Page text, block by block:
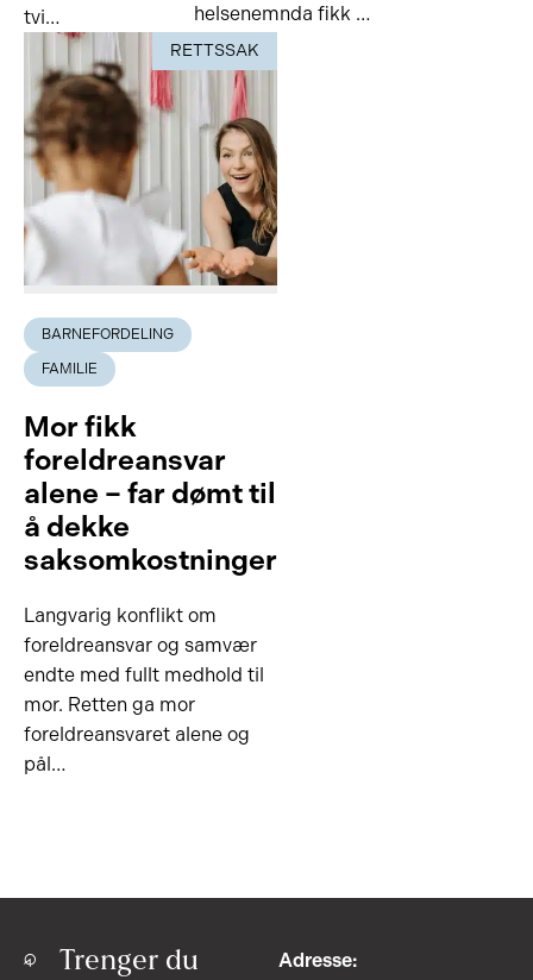
tvi…
helsenemnda fikk …
RETTSSAK
BARNEFORDELING
FAMILIE
Mor fikk
foreldreansvar
alene – far dømt til
å dekke
saksomkostninger
Langvarig konflikt om
foreldreansvar og samvær
endte med fullt medhold til
mor. Retten ga mor
foreldreansvaret alene og
pål…
Trenger du
Adresse: